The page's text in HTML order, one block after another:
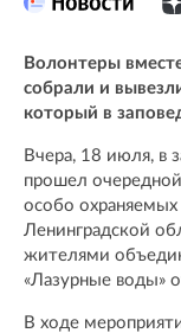
Волонтеры
собрали и
который в
Вчера, 18 июля, в
прошел
особо
Ленинградской
жителями
«Лазурные воды»
В ходе